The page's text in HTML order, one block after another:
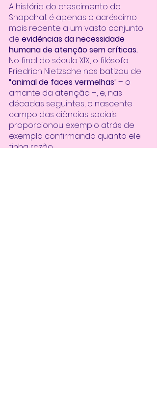
A história do crescimento do
Snapchat é apenas o acréscimo
mais recente a um vasto conjunto
de evidências da necessidade
humana de atenção sem críticas.
No final do século XIX, o filósofo
Friedrich Nietzsche nos batizou de
“animal de faces vermelhas” – o
amante da atenção –, e, nas
décadas seguintes, o nascente
campo das ciências sociais
proporcionou exemplo atrás de
exemplo confirmando quanto ele
tinha razão.